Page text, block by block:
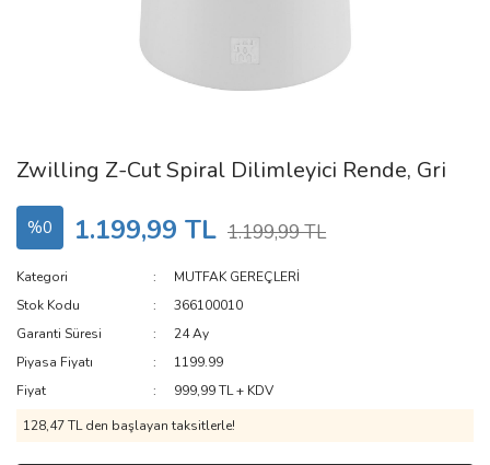
Zwilling Z-Cut Spiral Dilimleyici Rende, Gri
%0 1.199,99 TL 1.199,99 TL
Kategori
MUTFAK GEREÇLERİ
Stok Kodu
366100010
Garanti Süresi
24 Ay
Piyasa Fiyatı
1199.99
Fiyat
999,99 TL + KDV
128,47 TL den başlayan taksitlerle!